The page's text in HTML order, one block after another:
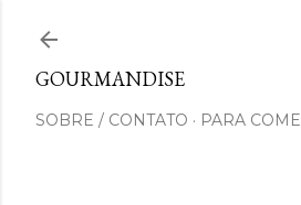
GOURMANDISE
SOBRE / CONTATO PARA